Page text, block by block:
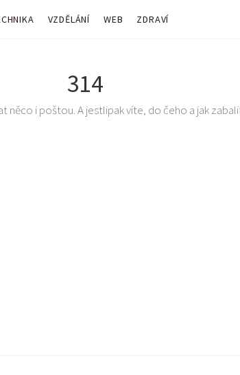
VZDĚLÁNÍ WEB ZDRAVÍ
314
něco i poštou. A jestlipak víte, do čeho a jak